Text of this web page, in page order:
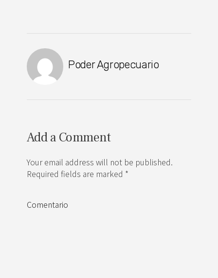
Poder Agropecuario
Add a Comment
Your email address will not be published.
Required fields are marked *
Comentario